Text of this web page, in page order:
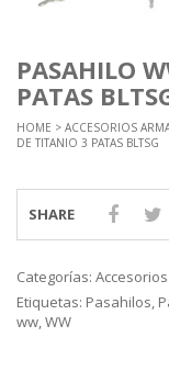
PASAHILO
PATAS
HOME > ACCESORIOS
DE TITANIO 3 PATAS BLTSG
SHARE
Categorías:
Etiquetas: Pasahilos,
ww,WW